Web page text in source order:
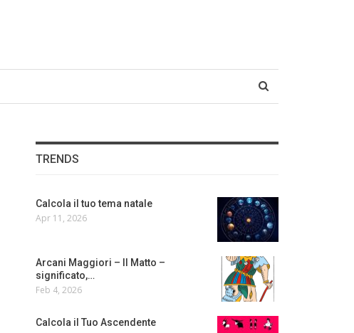
TRENDS
Calcola il tuo tema natale
Apr 11, 2026
Arcani Maggiori – Il Matto –
significato,…
Feb 4, 2026
Calcola il Tuo Ascendente